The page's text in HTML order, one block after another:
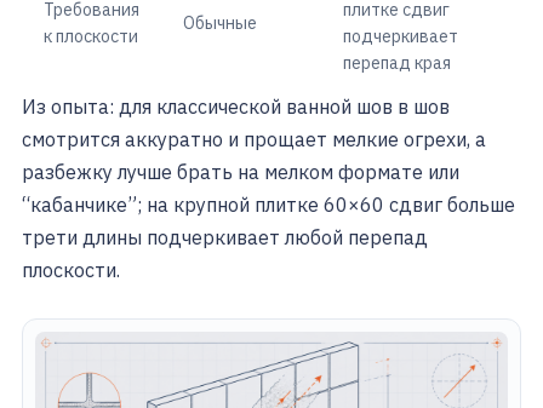
Требования
к плоскости
Обычные
плитке сдвиг
подчеркивает
перепад края
Из опыта: для классической ванной шов в шов
смотрится аккуратно и прощает мелкие огрехи, а
разбежку лучше брать на мелком формате или
“кабанчике”; на крупной плитке 60×60 сдвиг больше
трети длины подчеркивает любой перепад
плоскости.